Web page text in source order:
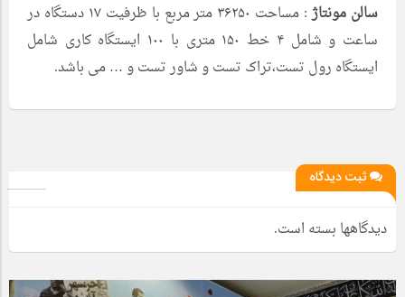
سالن مونتاژ
: مساحت ۳۶۲۵۰ متر مربع با ظرفیت ۱۷ دستگاه در
ساعت و شامل ۴ خط ۱۵۰ متری با ۱۰۰ ایستگاه کاری شامل
ایستگاه رول تست،تراک تست و شاور تست و … می باشد.
ثبت دیدگاه
دیدگاهها بسته است.